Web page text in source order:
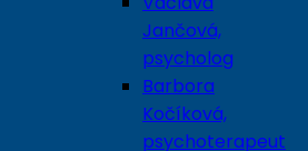
Jančová,
psycholog
Barbora
Kočíková,
psychoterapeut